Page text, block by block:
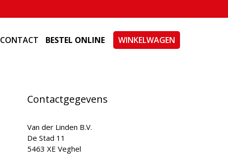
CONTACT BESTEL ONLINE WINKELWAGEN
Contactgegevens
Van der Linden B.V.
De Stad 11
5463 XE Veghel